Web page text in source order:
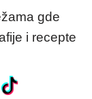
gde
i recepte